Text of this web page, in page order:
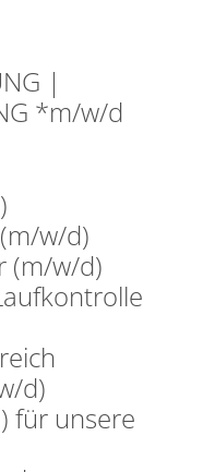
|
*m/w/d
w/d)
(m/w/d)
d)
für unsere